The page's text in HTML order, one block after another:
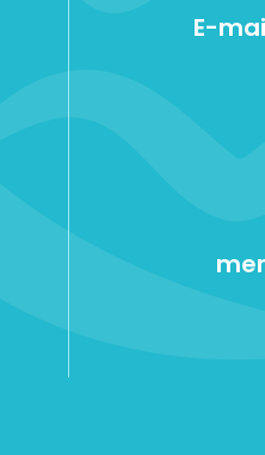
E-